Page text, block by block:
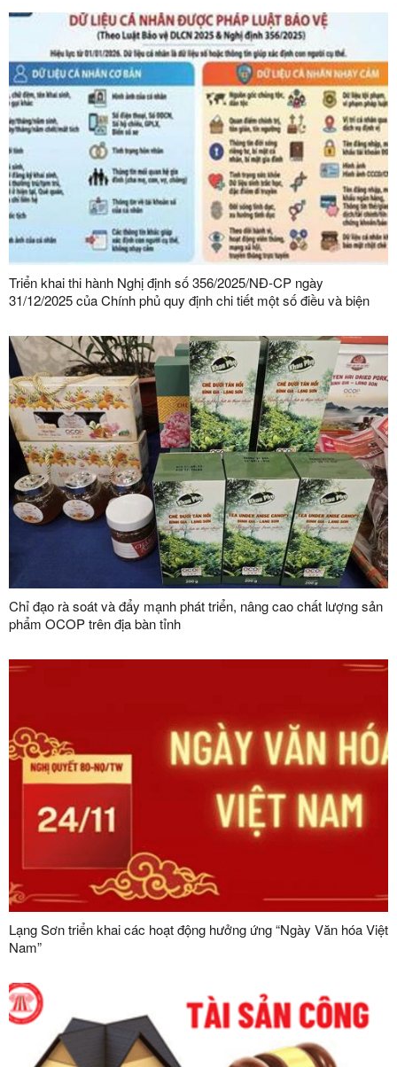
Triển khai thi hành Nghị định số 356/2025/NĐ-CP ngày
31/12/2025 của Chính phủ quy định chi tiết một số điều và biện
Sơn
Chỉ đạo rà soát và đẩy mạnh phát triển, nâng cao chất lượng sản
phẩm OCOP trên địa bàn tỉnh
Lạng Sơn triển khai các hoạt động hưởng ứng “Ngày Văn hóa Việt
Nam”